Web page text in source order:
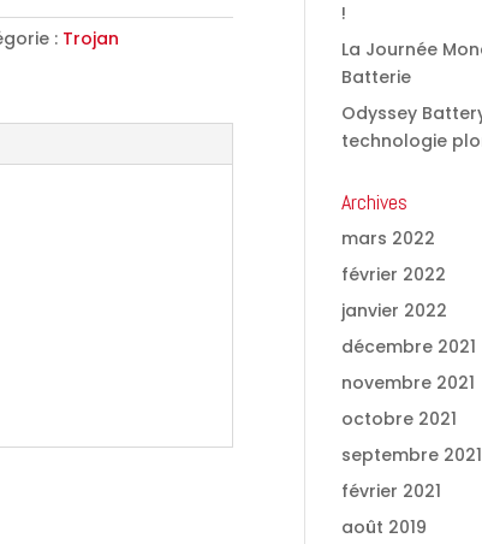
: Trojan
!
La Journée
Batterie
Odyssey
technologie
Archives
mars 2022
février 2022
janvier 2022
décembre 2021
novembre 2021
octobre 2021
septembre 2021
février 2021
août 2019